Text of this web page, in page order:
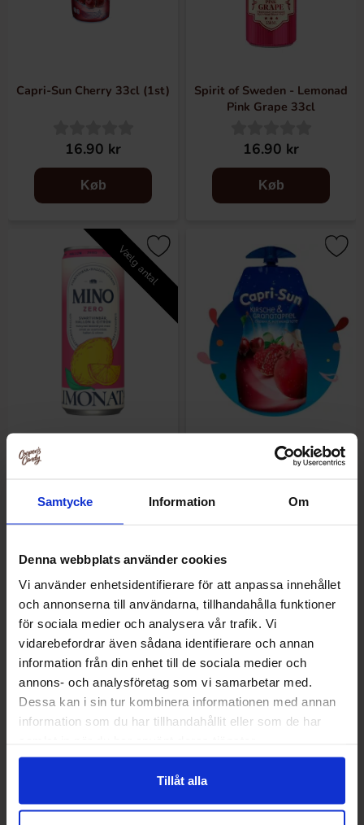
Samtycke Information Om
Denna webbplats använder cookies
Vi använder enhetsidentifierare för att anpassa innehållet
och annonserna till användarna, tillhandahålla funktioner
för sociala medier och analysera vår trafik. Vi
vidarebefordrar även sådana identifierare och annan
information från din enhet till de sociala medier och
annons- och analysföretag som vi samarbetar med.
Dessa kan i sin tur kombinera informationen med annan
information som du har tillhandahållit eller som de har
Tillåt alla
Capri-Sun Cherry 33cl (1st)
16.90 kr
Køb
Spirit of Sweden - Lemonad
Pink Grape 33cl
16.90 kr
Køb
Vælg antal
Svartvinbär Hallon 33cl
16.90 kr
Granatäpple 33cl (1st)
16.90 kr
Festis Wild Strawberry 50cl
Warheads Boba Sour Green
Apple 400ml